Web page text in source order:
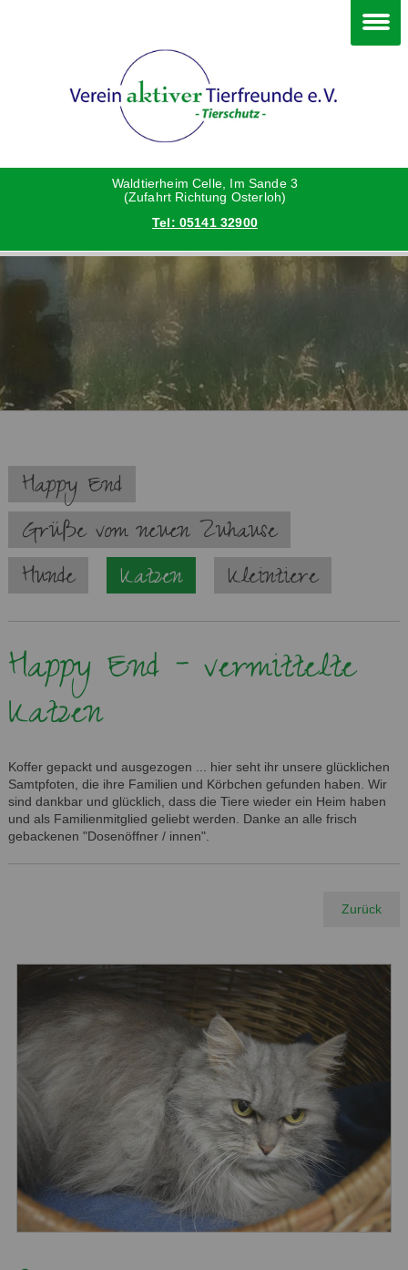
Waldtierheim Celle, Im Sande 3
(Zufahrt Richtung Osterloh)
Tel: 05141 32900
Navigation
überspringen
Happy End
Grüße vom neuen Zuhause
Hunde
Katzen Kleintiere
Happy End - vermittelte
Katzen
Koffer gepackt und ausgezogen ... hier seht ihr unsere glücklichen
Samtpfoten, die ihre Familien und Körbchen gefunden haben. Wir
sind dankbar und glücklich, dass die Tiere wieder ein Heim haben
und als Familienmitglied geliebt werden. Danke an alle frisch
gebackenen "Dosenöffner / innen".
Zurück
Katzen
Vermittlungshilfe privat
Danke an die Helfer
Vorstand
Satzung